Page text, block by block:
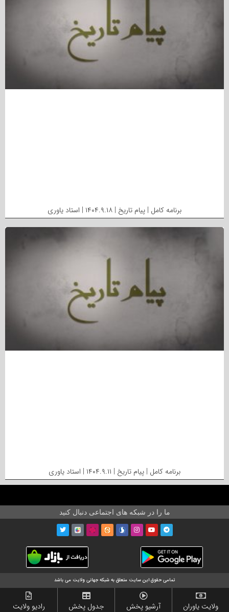
برنامه کامل | پیام تاریخ | ۱۴۰۴.۹.۱۸ | استاد یاوری
برنامه کامل | پیام تاریخ | ۱۴۰۴.۹.۱۱ | استاد یاوری
ما را در شبکه های اجتماعی دنبال کنید
تمامی حقوق این سایت متعلق به شبکه جهانی ولایت می باشد
ولایت یاوران آرشیو پخش جدول پخش رادیو ولایت